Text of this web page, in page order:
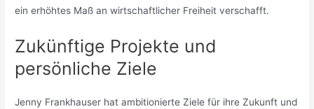
ein erhöhtes Maß an wirtschaftlicher Freiheit verschafft.
Zukünftige Projekte und
persönliche Ziele
Jenny Frankhauser hat ambitionierte Ziele für ihre Zukunft und